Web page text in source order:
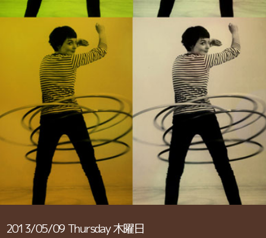
2013/05/09 Thursday木曜日